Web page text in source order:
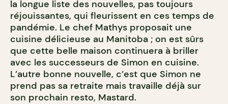
la longue liste des nouvelles, pas toujours
réjouissantes, qui fleurissent en ces temps de
pandémie. Le chef Mathys proposait une
cuisine délicieuse au Manitoba ; on est sûrs
que cette belle maison continuera à briller
avec les successeurs de Simon en cuisine.
L’autre bonne nouvelle, c’est que Simon ne
prend pas sa retraite mais travaille déjà sur
son prochain resto, Mastard.